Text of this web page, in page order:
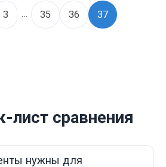
3 … 35 36 37
лист сравнения
нужны для